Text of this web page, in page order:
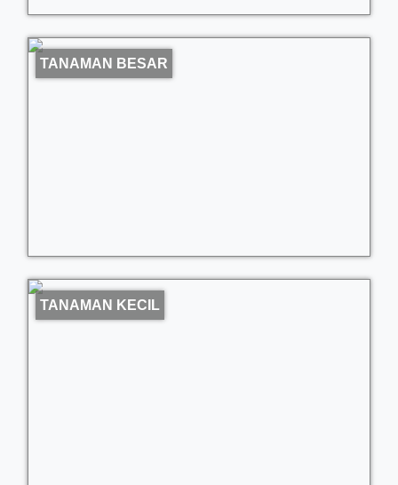
TANAMAN BESAR
TANAMAN KECIL